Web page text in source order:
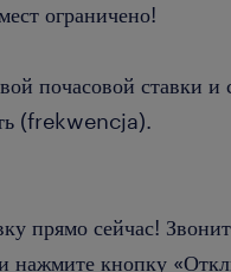
ограничено!
почасовой ставки и
(frekwencja).
прямо сейчас!
кнопку